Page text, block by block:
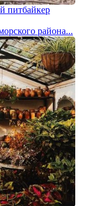
питбайкер
района...